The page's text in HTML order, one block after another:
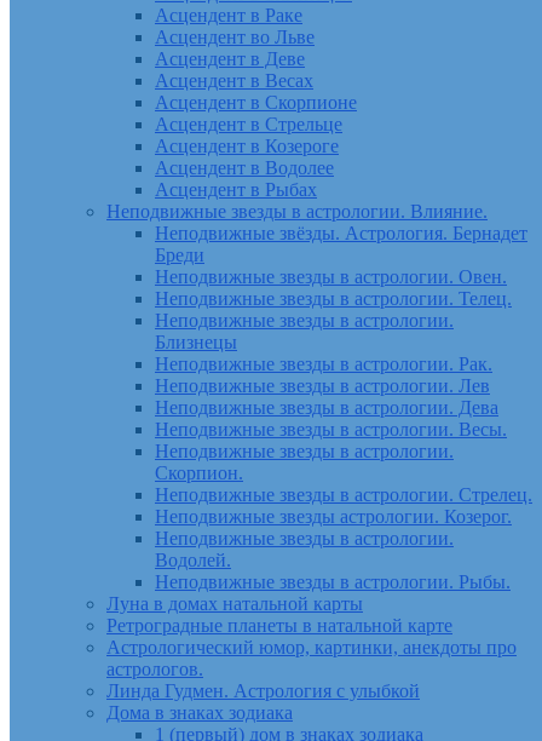
Асцендент в Раке
Асцендент во Льве
Асцендент в Деве
Асцендент в Весах
Асцендент в Скорпионе
Асцендент в Стрельце
Асцендент в Козероге
Асцендент в Водолее
Асцендент в Рыбах
Неподвижные звезды в астрологии. Влияние.
Неподвижные звёзды. Астрология. Бернадет
Бреди
Неподвижные звезды в астрологии. Овен.
Неподвижные звезды в астрологии. Телец.
Неподвижные звезды в астрологии.
Близнецы
Неподвижные звезды в астрологии. Рак.
Неподвижные звезды в астрологии. Лев
Неподвижные звезды в астрологии. Дева
Неподвижные звезды в астрологии. Весы.
Неподвижные звезды в астрологии.
Скорпион.
Неподвижные звезды в астрологии. Стрелец.
Неподвижные звезды астрологии. Козерог.
Неподвижные звезды в астрологии.
Водолей.
Неподвижные звезды в астрологии. Рыбы.
Луна в домах натальной карты
Ретроградные планеты в натальной карте
Астрологический юмор, картинки, анекдоты про
астрологов.
Линда Гудмен. Астрология с улыбкой
Дома в знаках зодиака
1 (первый) дом в знаках зодиака